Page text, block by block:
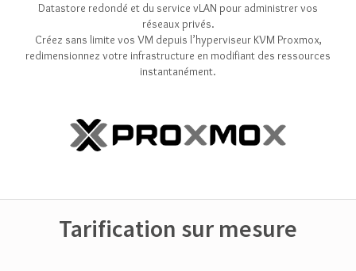
Datastore redondé et du service vLAN pour administrer vos
réseaux privés.
Créez sans limite vos VM depuis l’hyperviseur KVM Proxmox,
redimensionnez votre infrastructure en modifiant des ressources
instantanément.
Tarification sur mesure